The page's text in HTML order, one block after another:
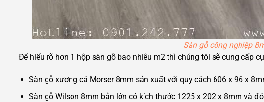
Sàn gỗ công nghiệp
Để hiểu rõ hơn 1 hộp sàn gỗ bao nhiêu m2 thì chúng tôi sẽ cung cấp
Sàn gỗ xương cá Morser 8mm sản xuất với quy cách 606 x 96 x
Sàn gỗ Wilson 8mm bản lớn có kích thước 1225 x 202 x 8mm và